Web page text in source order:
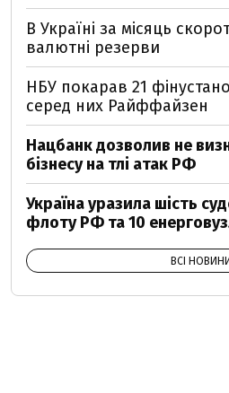
В Україні за місяць
валютні резерви
НБУ покарав 21
серед них Райффайзен
Нацбанк дозволив не
бізнесу на тлі атак РФ
Україна уразила шість
флоту РФ та 10
ВСІ НОВИНИ